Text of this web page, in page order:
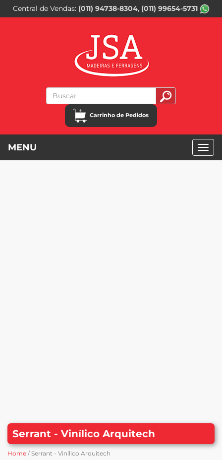
Central de Vendas (011) 94738-8304 (011) 99654-5731
Carrinho de Pedidos
MENU
Serrant - Vinílico Arquitech
Home / Serrant - Vinílico Arquitech